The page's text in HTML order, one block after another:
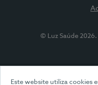
Este website utiliza cookies
© Luz Saúde